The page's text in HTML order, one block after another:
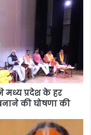
मध्य प्रदेश के हर
की घोषणा की